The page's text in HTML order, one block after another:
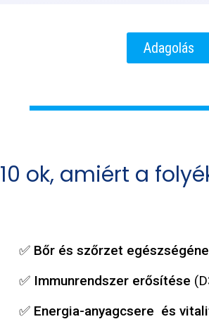
Adagolás
10 ok, amiért a
✅ Bőr és szőrzet
✅ Immunrendszer erősítése
✅ Energia-anyagcsere és